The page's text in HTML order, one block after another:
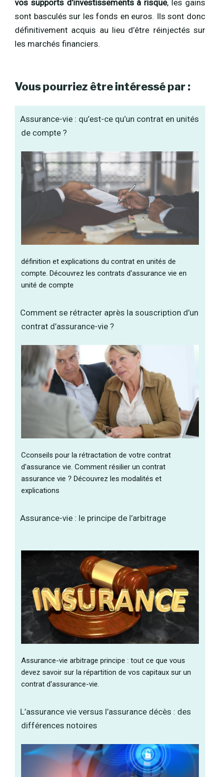
vos supports d’investissements à risque, les gains
sont basculés sur les fonds en euros. Ils sont donc
définitivement acquis au lieu d’être réinjectés sur
les marchés financiers.
Vous pourriez être intéressé par :
Assurance-vie : qu’est-ce qu’un contrat en unités
de compte ?
définition et explications du contrat en unités de
compte. Découvrez les contrats d'assurance vie en
unité de compte
Comment se rétracter après la souscription d’un
contrat d’assurance-vie ?
Cconseils pour la rétractation de votre contrat
d'assurance vie. Comment résilier un contrat
assurance vie ? Découvrez les modalités et
explications
Assurance-vie : le principe de l’arbitrage
Assurance-vie arbitrage principe : tout ce que vous
devez savoir sur la répartition de vos capitaux sur un
contrat d'assurance-vie.
L’assurance vie versus l’assurance décès : des
différences notoires